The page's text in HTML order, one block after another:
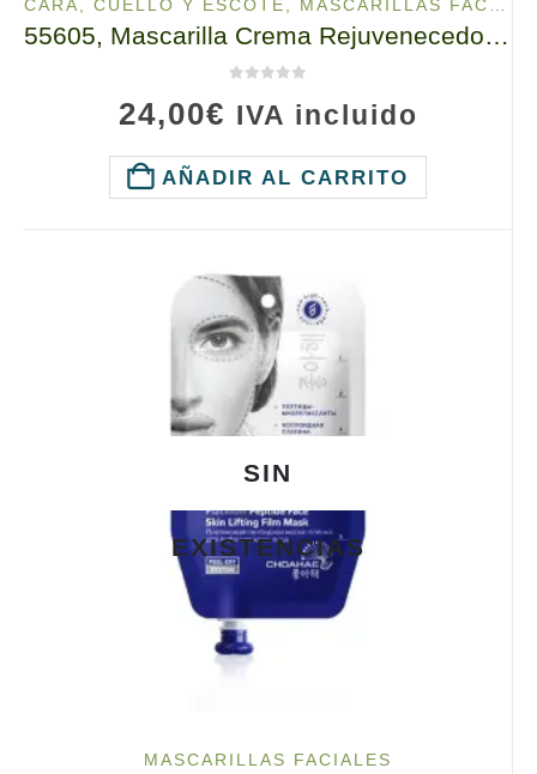
CARA, CUELLO Y ESCOTE MASCARILLAS FACIALES
55605, Mascarilla Crema Rejuvenecedora Para Cara, Cuello Y Escote , TianDe , 80g,
24,00€ IVA incluido
AÑADIR AL CARRITO
SIN
EXISTENCIAS
MASCARILLAS FACIALES